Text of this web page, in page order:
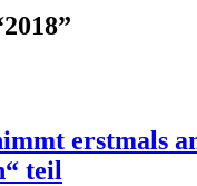
2018”
erstmals
teil